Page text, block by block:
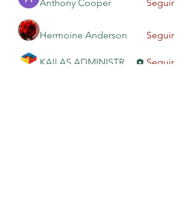
Anthony Cooper Seguir
Hermoine Anderson Seguir
Seguir